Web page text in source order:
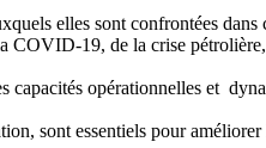
elles sont confrontées
COVID-19, de la crise
capacités opérationnelles et
sont essentiels pour améliorer